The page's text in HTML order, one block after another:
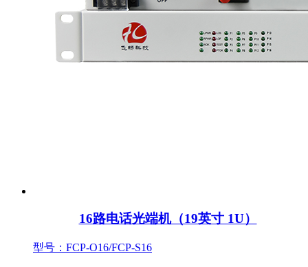
16路电话光端机（19英寸 1U）
型号：FCP-O16/FCP-S16